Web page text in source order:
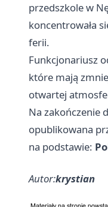
przedszkole w
koncentrowała
ferii.
Funkcjonariusz
które mają
otwartej
Na zakończenie
opublikowana
na podstawie:
Autor:krystian